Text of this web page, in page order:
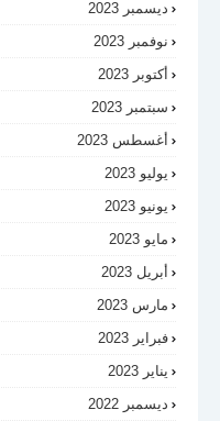
ديسمبر 2023
نوفمبر 2023
أكتوبر 2023
سبتمبر 2023
أغسطس 2023
يوليو 2023
يونيو 2023
مايو 2023
أبريل 2023
مارس 2023
فبراير 2023
يناير 2023
ديسمبر 2022